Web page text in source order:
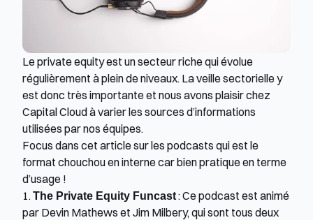
Le private equity est un secteur riche qui évolue
régulièrement à plein de niveaux. La veille sectorielle y
est donc très importante et nous avons plaisir chez
Capital Cloud à varier les sources d’informations
utilisées par nos équipes.
Focus dans cet article sur les podcasts qui est le
format chouchou en interne car bien pratique en terme
d’usage !
1. The Private Equity Funcast : Ce podcast est animé
par Devin Mathews et Jim Milbery, qui sont tous deux